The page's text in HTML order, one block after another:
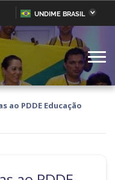
UNDIME BRASIL
ao PDDE Educação